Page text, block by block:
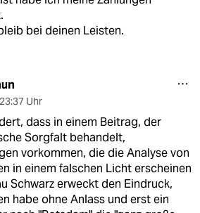
bei deinen Leisten.
23:37 Uhr
dass in einem Beitrag, der
Sorgfalt behandelt,
vorkommen, die die Analyse von
in einem falschen Licht erscheinen
Schwarz erweckt den Eindruck,
habe ohne Anlass und erst ein